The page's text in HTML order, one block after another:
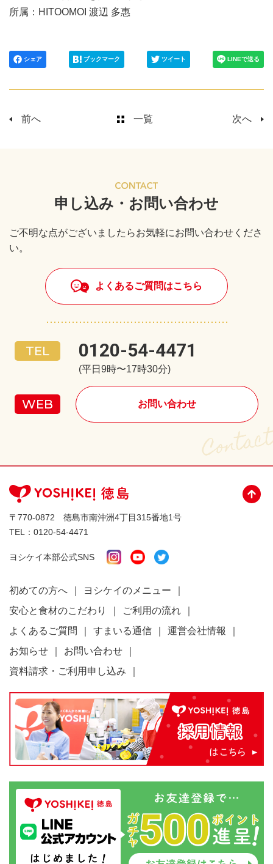
所属：HITOOMOI 渡辺 多惠
シェア ブックマーク ツイート LINEで送る
前へ 一覧 次へ
申し込み・お問い合わせ
ご不明な点がございましたらお気軽にお問い合わせくださ
い。
よくあるご質問はこちら
0120-54-4471
(平日9時〜17時30分)
お問い合わせ
〒770-0872 徳島市南沖洲4丁目315番地1号
TEL： 0120-54-4471
ヨシケイ本部公式SNS
初めての方へ
ヨシケイのメニュー
安心と食材のこだわり
ご利用の流れ
よくあるご質問
すまいる通信
運営会社情報
お知らせ
お問い合わせ
資料請求・ご利用申し込み